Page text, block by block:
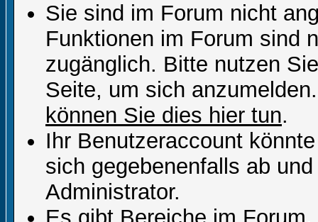
Sie sind im Forum nicht
Funktionen im Forum sind
zugänglich. Bitte nutzen
Seite, um sich
können Sie dies hier tun.
Ihr Benutzeraccount
sich gegebenenfalls ab
Administrator.